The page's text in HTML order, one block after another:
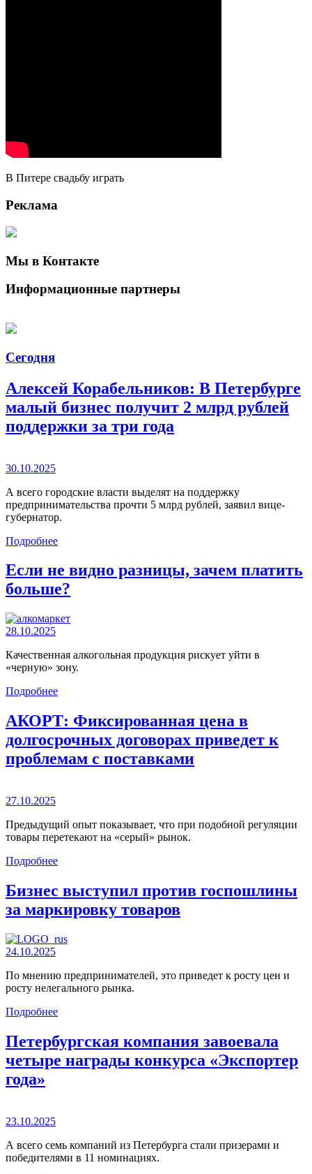
В Питере свадьбу играть
Реклама
Мы в Контакте
Информационные партнеры
Сегодня
Алексей Корабельников: В Петербурге
малый бизнес получит 2 млрд рублей
поддержки за три года
30.10.2025
А всего городские власти выделят на поддержку
предпринимательства прочти 5 млрд рублей, заявил вице-
губернатор.
Подробнее
Если не видно разницы, зачем платить
больше?
28.10.2025
Качественная алкогольная продукция рискует уйти в
«черную» зону.
Подробнее
АКОРТ: Фиксированная цена в
долгосрочных договорах приведет к
проблемам с поставками
27.10.2025
Предыдущий опыт показывает, что при подобной регуляции
товары перетекают на «серый» рынок.
Подробнее
Бизнес выступил против госпошлины
за маркировку товаров
24.10.2025
По мнению предпринимателей, это приведет к росту цен и
росту нелегального рынка.
Подробнее
Петербургская компания завоевала
четыре награды конкурса «Экспортер
года»
23.10.2025
А всего семь компаний из Петербурга стали призерами и
победителями в 11 номинациях.